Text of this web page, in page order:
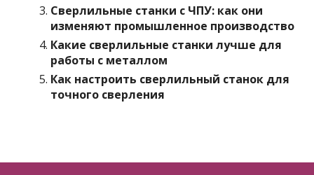
Сверлильные станки с ЧПУ: как они
изменяют промышленное производство
Какие сверлильные станки лучше для
работы с металлом
Как настроить сверлильный станок для
точного сверления